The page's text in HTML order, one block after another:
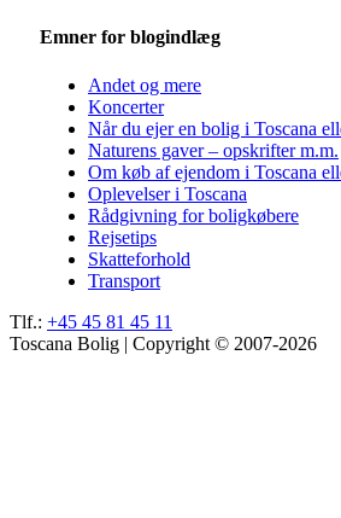
Emner for blogindlæg
Andet og mere
Koncerter
Når du ejer en bolig i Toscana
Naturens gaver – opskrifter m.m.
Om køb af ejendom i Toscana
Oplevelser i Toscana
Rådgivning for boligkøbere
Rejsetips
Skatteforhold
Transport
Tlf.: +45 45 81 45 11
Toscana Bolig | Copyright © 2007-2026